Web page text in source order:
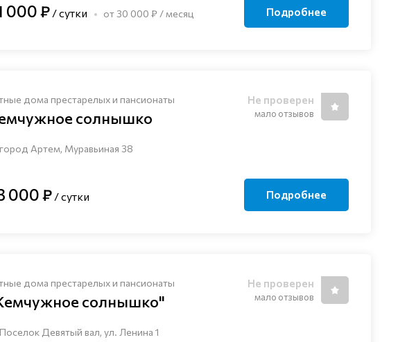
000 ₽ / сутки от 30 000 ₽ / месяц Подробнее
дома престарелых и пансионаты
солнышко
город Артем, Муравьиная 38
Не проверен
мало отзывов
000 ₽ / сутки Подробнее
дома престарелых и пансионаты
солнышко"
Поселок Девятый вал, ул. Ленина 1
Не проверен
мало отзывов